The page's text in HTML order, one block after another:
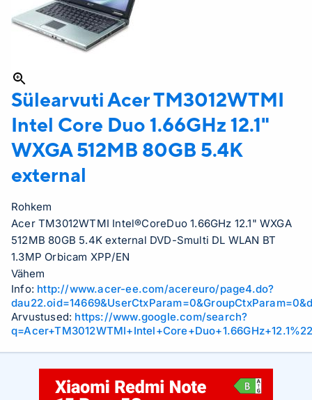
Sülearvuti AcerTM3012WTMI
Intel Core Duo 1.66GHz 12.1"
WXGA 512MB 80GB 5.4K
external
Rohkem
Acer TM3012WTMI Intel®CoreDuo 1.66GHz 12.1" WXGA
512MB 80GB 5.4K external DVD-Smulti DL WLAN BT
1.3MP Orbicam XPP/EN
Vähem
Info: http://www.acer-ee.com/acereuro/page4.do?
Arvustused: https://www.google.com/search?